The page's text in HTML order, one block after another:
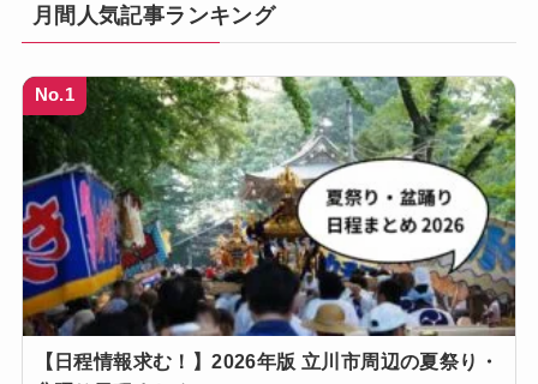
月間人気記事ランキング
No.1
【日程情報求む！】2026年版 立川市周辺の夏祭り・